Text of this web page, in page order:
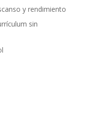
y rendimiento
sin